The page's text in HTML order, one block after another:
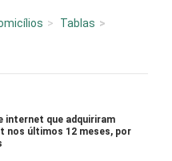
Tablas
internet que adquiriram
nos últimos 12 meses, por